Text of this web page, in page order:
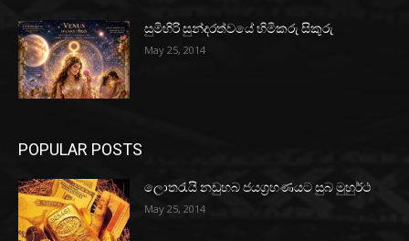
සුමිහිරි සුන්දරත්වයේ හිමිකරු සිකුරු
May 25, 2014
POPULAR POSTS
ලොතරැයි නඩුහබ ජයග්‍රහණයට සුබ මුහුර්ථ
May 25, 2014